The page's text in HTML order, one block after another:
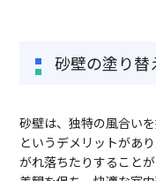
砂壁の塗り替
砂壁は、独特の風合い
というデメリットがあ
がれ落ちたりすること